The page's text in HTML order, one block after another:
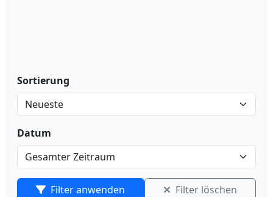
Sortierung
Datum
Filter anwenden Filter löschen